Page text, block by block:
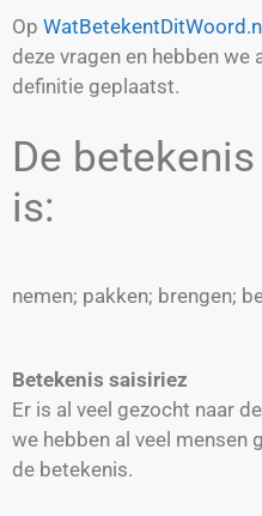
Op WatBetekentDitWoord.nl
deze vragen en hebben we
definitie geplaatst.
De
is:
nemen; pakken; brengen;
Betekenis saisiriez
Er is al veel gezocht naar
we hebben al veel mensen
de betekenis.